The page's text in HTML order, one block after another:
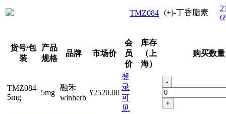
TMZ084 (+)-丁香脂素
货号/包
装
产品
规格
品牌 市场价
会
员
价
库存
（上
海）
购买数量
TMZ084-
5mg
5mg
融禾
winherb
¥2520.00
登
录
可
见
-
+